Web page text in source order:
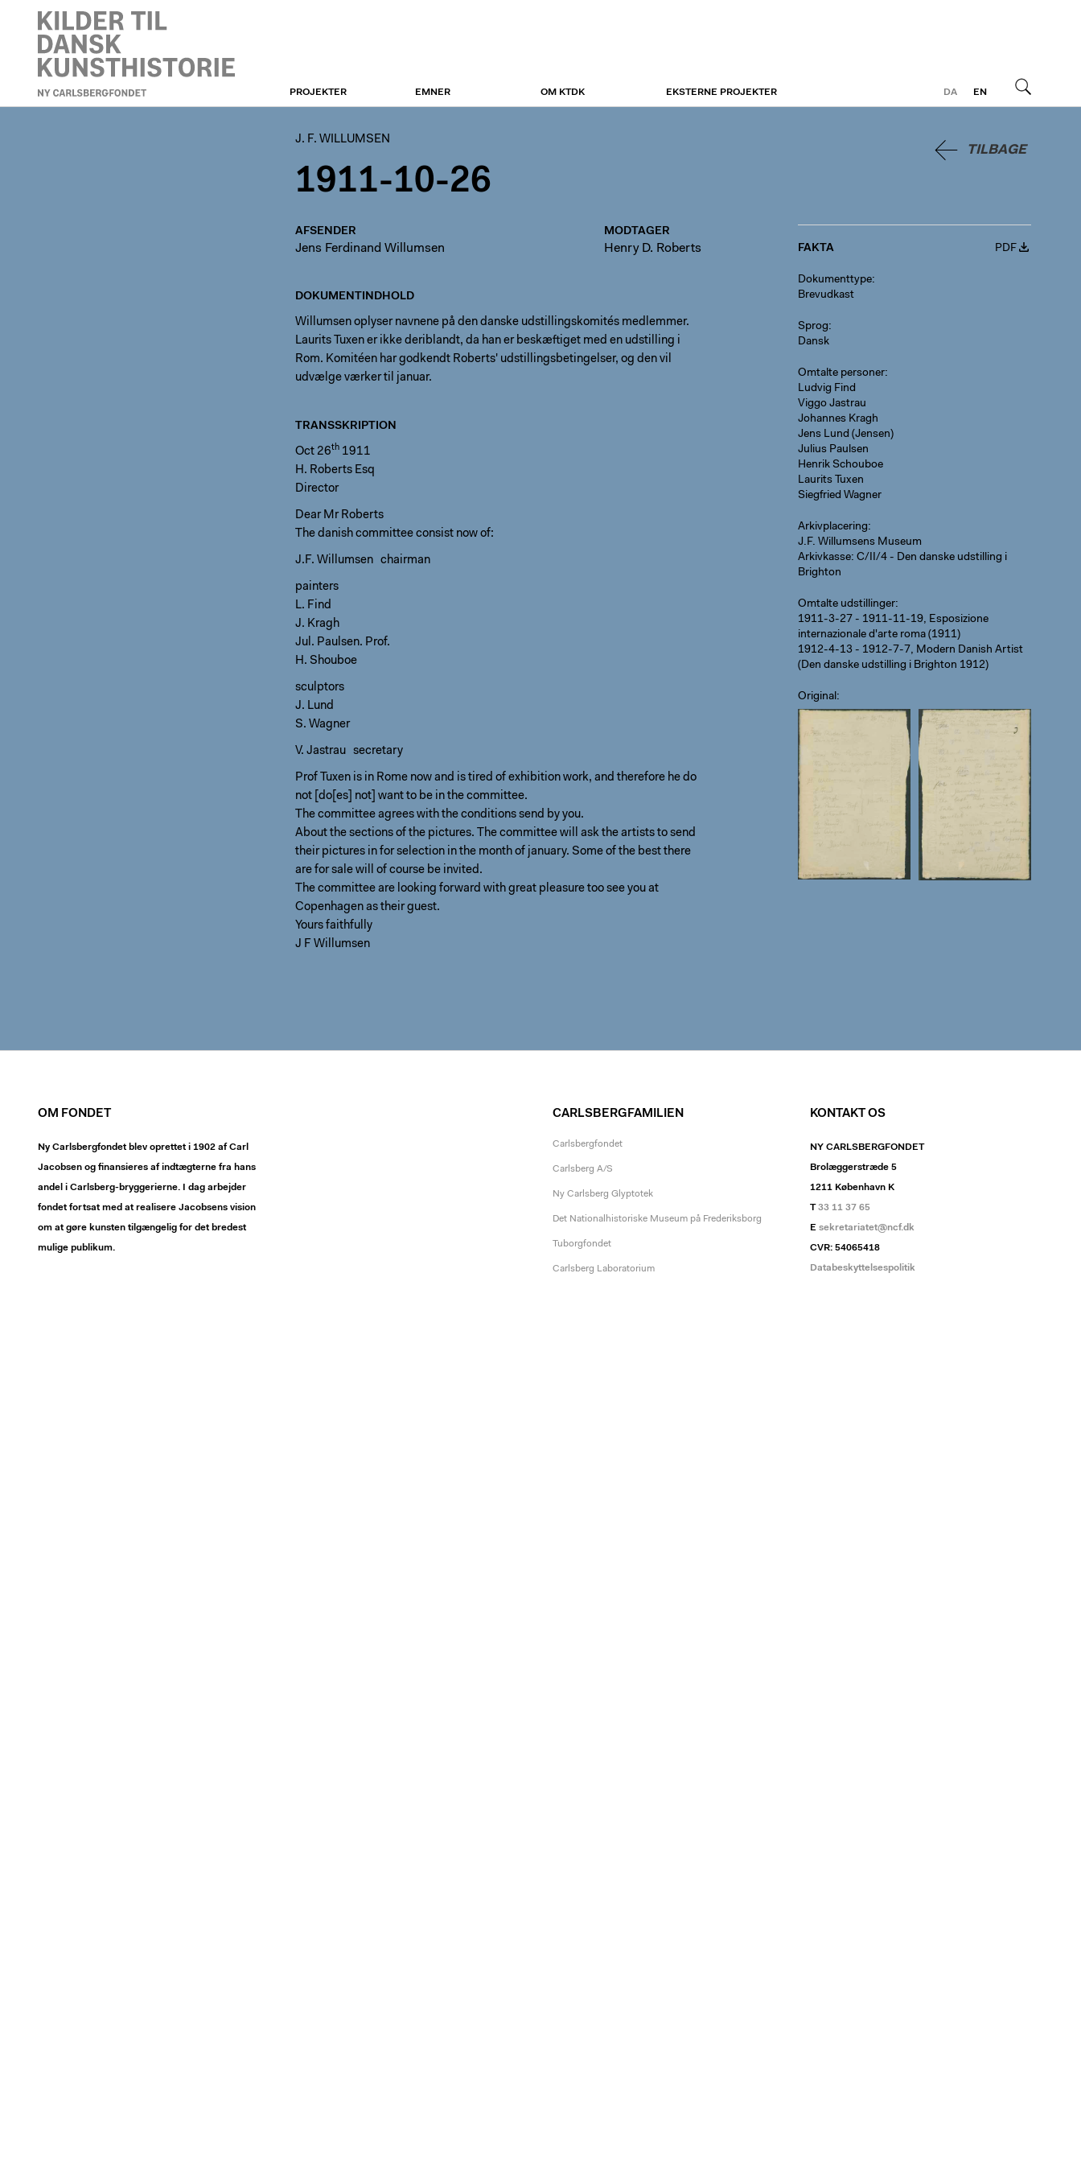
J. F. WILLUMSEN
DA
EN
PROJEKTER EMNER OM KTDK EKSTERNE PROJEKTER
TILBAGE
J. F. WILLUMSEN
1911-10-26
AFSENDER
Jens Ferdinand Willumsen
MODTAGER
Henry D. Roberts
DOKUMENTINDHOLD
Willumsen oplyser navnene på den danske udstillingskomités medlemmer.
Laurits Tuxen er ikke deriblandt, da han er beskæftiget med en udstilling i
Rom. Komitéen har godkendt Roberts' udstillingsbetingelser, og den vil
udvælge værker til januar.
TRANSSKRIPTION
Oct 26th 1911
H. Roberts Esq
Director
Dear Mr Roberts
The danish committee consist now of:
J.F. Willumsen chairman
painters
L. Find
J. Kragh
Jul. Paulsen. Prof.
H. Shouboe
sculptors
J. Lund
S. Wagner
V. Jastrau secretary
Prof Tuxen is in Rome now and is tired of exhibition work, and therefore he do
not [do[es] not] want to be in the committee.
The committee agrees with the conditions send by you.
About the sections of the pictures. The committee will ask the artists to send
their pictures in for selection in the month of january. Some of the best there
are for sale will of course be invited.
The committee are looking forward with great pleasure too see you at
Copenhagen as their guest.
Yours faithfully
J F Willumsen
FAKTA PDF
Dokumenttype
Brevudkast
Sprog
Dansk
Omtalte personer
Ludvig Find
Viggo Jastrau
Johannes Kragh
Jens Lund (Jensen)
Julius Paulsen
Henrik Schouboe
Laurits Tuxen
Siegfried Wagner
Arkivplacering
J.F. Willumsens Museum
Arkivkasse: C/II/4 - Den danske udstilling i
Brighton
Omtalte udstillinger
1911-3-27 - 1911-11-19, Esposizione
internazionale d'arte roma (1911)
1912-4-13 - 1912-7-7, Modern Danish Artist
(Den danske udstilling i Brighton 1912)
Original
OM FONDET
Ny Carlsbergfondet blev oprettet i 1902 af Carl
Jacobsen og finansieres af indtægterne fra hans
andel i Carlsberg-bryggerierne. I dag arbejder
fondet fortsat med at realisere Jacobsens vision
om at gøre kunsten tilgængelig for det bredest
mulige publikum.
CARLSBERGFAMILIEN
Carlsbergfondet
Carlsberg A/S
Ny Carlsberg Glyptotek
Det Nationalhistoriske Museum på Frederiksborg
Tuborgfondet
Carlsberg Laboratorium
KONTAKT OS
NY CARLSBERGFONDET
Brolæggerstræde 5
1211 København K
T33 11 37 65
E sekretariatet@ncf.dk
CVR: 54065418
Databeskyttelsespolitik